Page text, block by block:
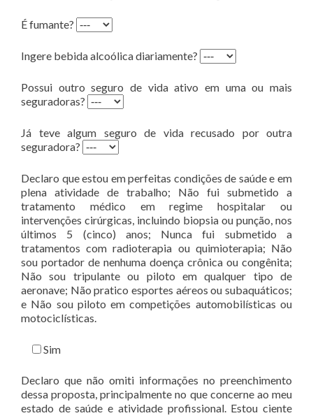
É fumante?
Ingere bebida alcoólica diariamente?
Possui outro seguro de vida ativo em uma ou mais
seguradoras?
Já teve algum seguro de vida recusado por outra
seguradora?
Declaro que estou em perfeitas condições de saúde e em
plena atividade de trabalho; Não fui submetido a
tratamento médico em regime hospitalar ou
intervenções cirúrgicas, incluindo biopsia ou punção, nos
últimos 5 (cinco) anos; Nunca fui submetido a
tratamentos com radioterapia ou quimioterapia; Não
sou portador de nenhuma doença crônica ou congênita;
Não sou tripulante ou piloto em qualquer tipo de
aeronave; Não pratico esportes aéreos ou subaquáticos;
e Não sou piloto em competições automobilísticas ou
motociclísticas.
Sim
Declaro que não omiti informações no preenchimento
dessa proposta, principalmente no que concerne ao meu
estado de saúde e atividade profissional. Estou ciente